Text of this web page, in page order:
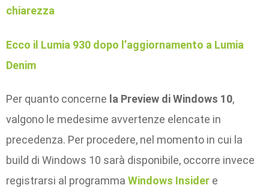
chiarezza
Ecco il Lumia 930 dopo l’aggiornamento a Lumia
Denim
Per quanto concerne la Preview di Windows 10,
valgono le medesime avvertenze elencate in
precedenza. Per procedere, nel momento in cui la
build di Windows 10 sarà disponibile, occorre invece
registrarsi al programma Windows Insider e